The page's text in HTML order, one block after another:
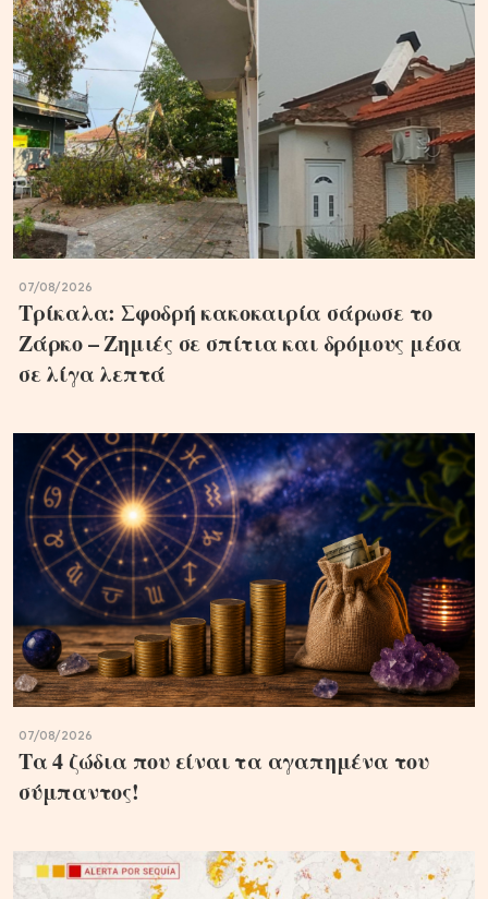
07/08/2026
Τρίκαλα: Σφοδρή κακοκαιρία σάρωσε το
Ζάρκο – Ζημιές σε σπίτια και δρόμους μέσα
σε λίγα λεπτά
07/08/2026
Τα 4 ζώδια που είναι τα αγαπημένα του
σύμπαντος!